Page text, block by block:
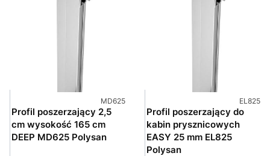
Kod produktu
MD625
Profil poszerzający 2,5
cm wysokość 165 cm
DEEP MD625 Polysan
Kod
EL825
Profil poszerzający do
kabin prysznicowych
EASY 25 mm EL825
Polysan